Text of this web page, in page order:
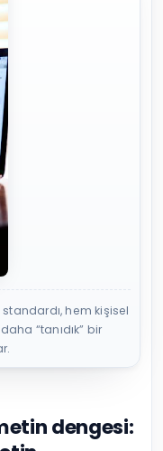
hem kişisel
“tanıdık” bir
dengesi: